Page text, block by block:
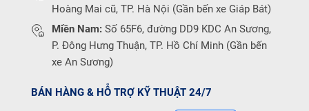
Hoàng Mai cũ, TP. Hà Nội (Gần bến xe Giáp Bát)
Miền Nam: Số 65F6, đường DD9 KDC An Sương,
P. Đông Hưng Thuận, TP. Hồ Chí Minh (Gần bến
xe An Sương)
BÁN HÀNG & HỖ TRỢ KỸ THUẬT 24/7